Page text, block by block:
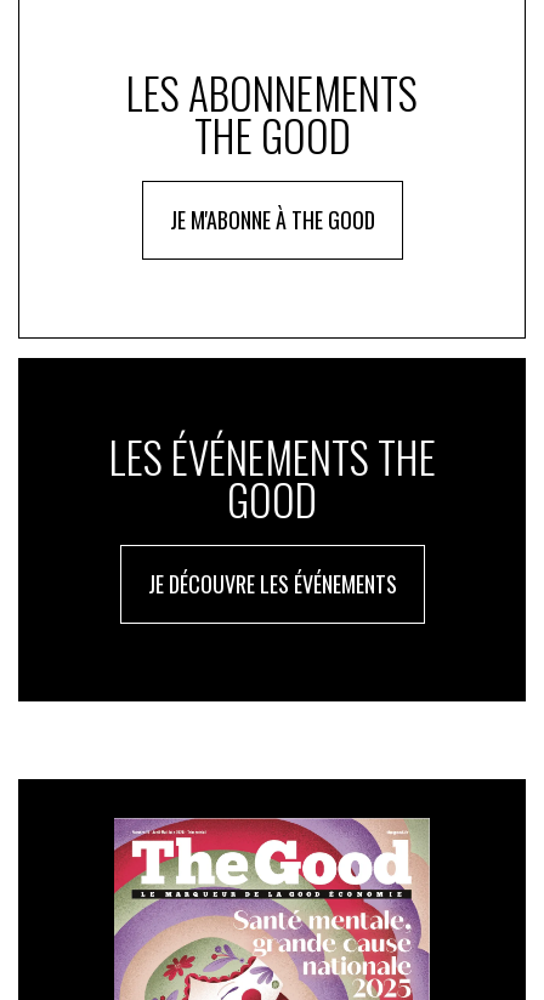
LES ABONNEMENTS
THE GOOD
JE M'ABONNE À THE GOOD
LES ÉVÉNEMENTS THE
GOOD
JE DÉCOUVRE LES ÉVÉNEMENTS